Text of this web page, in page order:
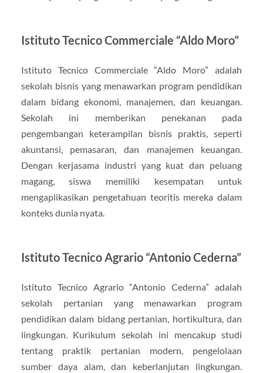
Istituto Tecnico Commerciale “Aldo Moro”
Istituto Tecnico Commerciale “Aldo Moro” adalah
sekolah bisnis yang menawarkan program pendidikan
dalam bidang ekonomi, manajemen, dan keuangan.
Sekolah ini memberikan penekanan pada
pengembangan keterampilan bisnis praktis, seperti
akuntansi, pemasaran, dan manajemen keuangan.
Dengan kerjasama industri yang kuat dan peluang
magang, siswa memiliki kesempatan untuk
mengaplikasikan pengetahuan teoritis mereka dalam
konteks dunia nyata.
Istituto Tecnico Agrario “Antonio Cederna”
Istituto Tecnico Agrario “Antonio Cederna” adalah
sekolah pertanian yang menawarkan program
pendidikan dalam bidang pertanian, hortikultura, dan
lingkungan. Kurikulum sekolah ini mencakup studi
tentang praktik pertanian modern, pengelolaan
sumber daya alam, dan keberlanjutan lingkungan.